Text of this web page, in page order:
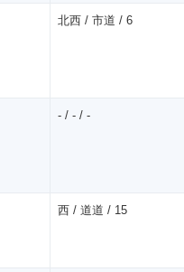
北西 / 市道 / 6
- / - / -
西 / 道道 / 15